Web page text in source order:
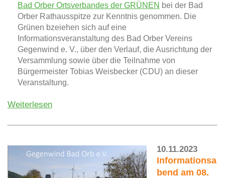
Bad Orber Ortsverbandes der GRÜNEN bei der Bad
Orber Rathausspitze zur Kenntnis genommen. Die
Grünen bzeiehen sich auf eine
Informationsveranstaltung des Bad Orber Vereins
Gegenwind e. V., über den Verlauf, die Ausrichtung der
Versammlung sowie über die Teilnahme von
Bürgermeister Tobias Weisbecker (CDU) an dieser
Veranstaltung.
Weiterlesen
10.11.2023
Informationsa
bend am 08.